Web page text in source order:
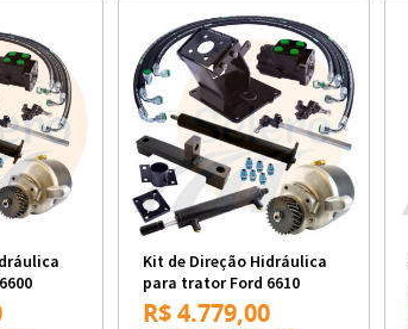
Kit de Direção Hidráulica
para trator Ford 6610
R$ 4.779,00